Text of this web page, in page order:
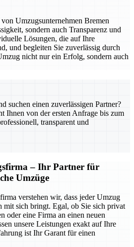
Umzugsunternehmen Bremen
sondern auch Transparenz und
Lösungen, die auf Ihre
und begleiten Sie zuverlässig durch
nicht nur ein Erfolg, sondern auch
suchen einen zuverlässigen Partner?
Ihnen von der ersten Anfrage bis zum
transparent und
– Ihr Partner für
Umzüge
verstehen wir, dass jeder Umzug
sich bringt. Egal, ob Sie sich privat
oder eine Firma an einen neuen
unsere Leistungen exakt auf Ihre
ist Ihr Garant für einen